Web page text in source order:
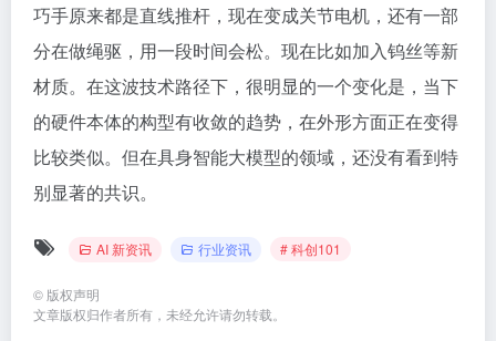
巧手原来都是直线推杆，现在变成关节电机，还有一部
分在做绳驱，用一段时间会松。现在比如加入钨丝等新
材质。在这波技术路径下，很明显的一个变化是，当下
的硬件本体的构型有收敛的趋势，在外形方面正在变得
比较类似。但在具身智能大模型的领域，还没有看到特
别显著的共识。
AI 新资讯 行业资讯 # 科创101
© 版权声明
文章版权归作者所有，未经允许请勿转载。